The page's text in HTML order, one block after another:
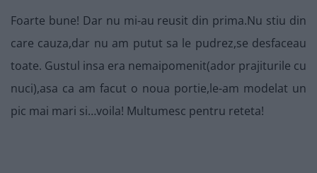
Foarte bune! Dar nu mi-au reusit din prima.Nu stiu din
care cauza,dar nu am putut sa le pudrez,se desfaceau
toate. Gustul insa era nemaipomenit(ador prajiturile cu
nuci),asa ca am facut o noua portie,le-am modelat un
pic mai mari si…voila! Multumesc pentru reteta!